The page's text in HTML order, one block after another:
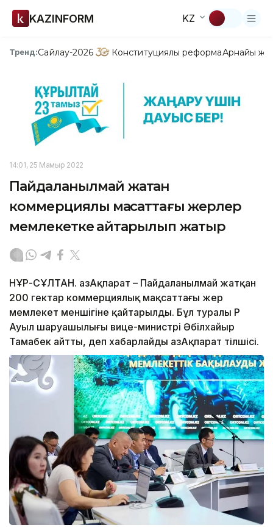
KAZINFORM KZ
Тренд:Сайлау-2026 Конституциялық реформаАрнайы
14:01, 25 Мамыр 2022
Пайдаланылмай жатқан
коммерциялық мақсаттағы жерлер
мемлекетке қайтарылып жатыр
НҰР-СҰЛТАН. ҚазАқпарат – Пайдаланылмай жатқан
200 гектар коммерциялық мақсаттағы жер
мемлекет меншігіне қайтарылды. Бұл туралы ҚР
Ауыл шаруашылығы вице-министрі Әбілхайыр
Тамабек айтты, деп хабарлайды ҚазАқпарат тілшісі.